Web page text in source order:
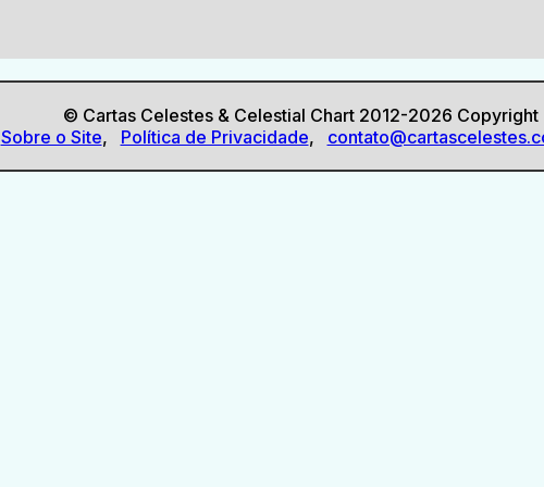
© Cartas Celestes & Celestial Chart 2012-2026 Copyright
Sobre o Site, Política de Privacidade,